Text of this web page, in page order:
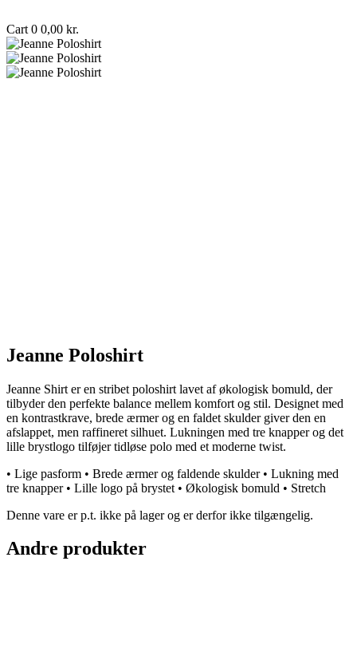
Cart 0 0,00 kr.
Jeanne Poloshirt
Jeanne Shirt er en stribet poloshirt lavet af økologisk bomuld, der
tilbyder den perfekte balance mellem komfort og stil. Designet med
en kontrastkrave, brede ærmer og en faldet skulder giver den en
afslappet, men raffineret silhuet. Lukningen med tre knapper og det
lille brystlogo tilføjer tidløse polo med et moderne twist.
• Lige pasform • Brede ærmer og faldende skulder • Lukning med
tre knapper • Lille logo på brystet • Økologisk bomuld • Stretch
Denne vare er p.t. ikke på lager og er derfor ikke tilgængelig.
Andre produkter